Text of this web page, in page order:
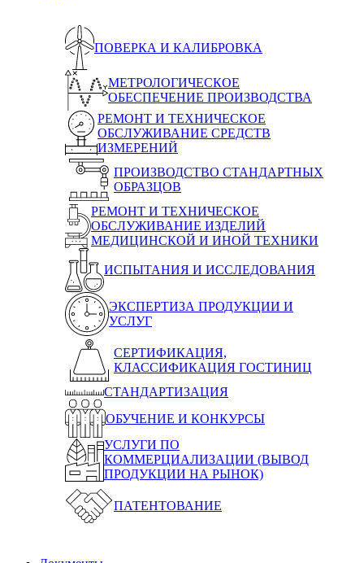
ПОВЕРКА И КАЛИБРОВКА
МЕТРОЛОГИЧЕСКОЕ
ОБЕСПЕЧЕНИЕ ПРОИЗВОДСТВА
РЕМОНТ И ТЕХНИЧЕСКОЕ
ОБСЛУЖИВАНИЕ СРЕДСТВ
ИЗМЕРЕНИЙ
ПРОИЗВОДСТВО СТАНДАРТНЫХ
ОБРАЗЦОВ
РЕМОНТ И ТЕХНИЧЕСКОЕ
ОБСЛУЖИВАНИЕ ИЗДЕЛИЙ
МЕДИЦИНСКОЙ И ИНОЙ ТЕХНИКИ
ИСПЫТАНИЯ И ИССЛЕДОВАНИЯ
ЭКСПЕРТИЗА ПРОДУКЦИИ И
УСЛУГ
СЕРТИФИКАЦИЯ,
КЛАССИФИКАЦИЯ ГОСТИНИЦ
СТАНДАРТИЗАЦИЯ
ОБУЧЕНИЕ И КОНКУРСЫ
УСЛУГИ ПО
КОММЕРЦИАЛИЗАЦИИ (ВЫВОД
ПРОДУКЦИИ НА РЫНОК)
ПАТЕНТОВАНИЕ